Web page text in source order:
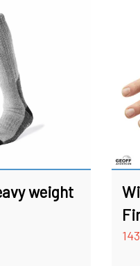
FISKERI GAVEKORT
TASKER TIL STÆNGER.
weight